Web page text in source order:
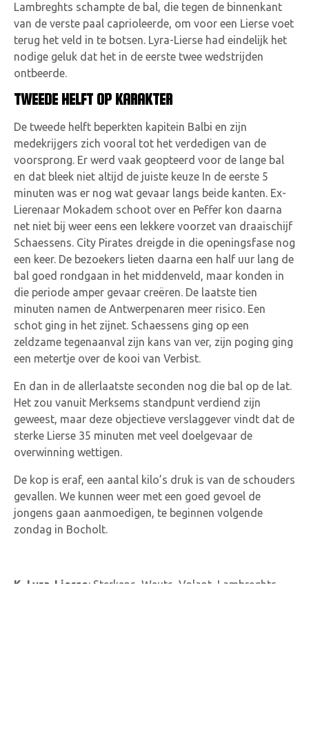
Lambreghts schampte de bal, die tegen de binnenkant
van de verste paal caprioleerde, om voor een Lierse voet
terug het veld in te botsen. Lyra-Lierse had eindelijk het
nodige geluk dat het in de eerste twee wedstrijden
ontbeerde.
TWEEDE HELFT OP KARAKTER
De tweede helft beperkten kapitein Balbi en zijn
medekrijgers zich vooral tot het verdedigen van de
voorsprong. Er werd vaak geopteerd voor de lange bal
en dat bleek niet altijd de juiste keuze In de eerste 5
minuten was er nog wat gevaar langs beide kanten. Ex-
Lierenaar Mokadem schoot over en Peffer kon daarna
net niet bij weer eens een lekkere voorzet van draaischijf
Schaessens. City Pirates dreigde in die openingsfase nog
een keer. De bezoekers lieten daarna een half uur lang de
bal goed rondgaan in het middenveld, maar konden in
die periode amper gevaar creëren. De laatste tien
minuten namen de Antwerpenaren meer risico. Een
schot ging in het zijnet. Schaessens ging op een
zeldzame tegenaanval zijn kans van ver, zijn poging ging
een metertje over de kooi van Verbist.
En dan in de allerlaatste seconden nog die bal op de lat.
Het zou vanuit Merksems standpunt verdiend zijn
geweest, maar deze objectieve verslaggever vindt dat de
sterke Lierse 35 minuten met veel doelgevaar de
overwinning wettigen.
De kop is eraf, een aantal kilo’s druk is van de schouders
gevallen. We kunnen weer met een goed gevoel de
jongens gaan aanmoedigen, te beginnen volgende
zondag in Bocholt.
K. Lyra-Lierse: Sterkens, Weuts, Volant, Lambreghts,